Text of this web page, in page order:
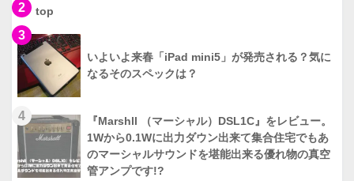
2 top
3
いよいよ来春「iPad mini5」が発売される？気に
なるそのスペックは？
4
『Marshll （マーシャル）DSL1C』をレビュー。
1Wから0.1Wに出力ダウン出来て集合住宅でもあ
のマーシャルサウンドを堪能出来る優れ物の真空
管アンプです!?